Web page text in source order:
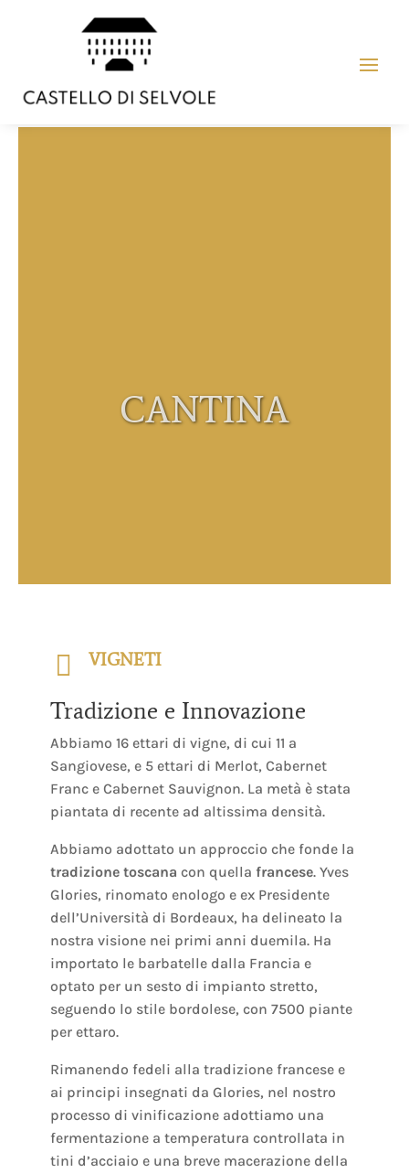
CANTINA
 VIGNETI
Tradizione e Innovazione
Abbiamo 16 ettari di vigne, di cui 11 a
Sangiovese, e 5 ettari di Merlot, Cabernet
Franc e Cabernet Sauvignon. La metà è stata
piantata di recente ad altissima densità.
Abbiamo adottato un approccio che fonde la
tradizione toscana con quella francese. Yves
Glories, rinomato enologo e ex Presidente
dell’Università di Bordeaux, ha delineato la
nostra visione nei primi anni duemila. Ha
importato le barbatelle dalla Francia e
optato per un sesto di impianto stretto,
seguendo lo stile bordolese, con 7500 piante
per ettaro.
Rimanendo fedeli alla tradizione francese e
ai principi insegnati da Glories, nel nostro
processo di vinificazione adottiamo una
fermentazione a temperatura controllata in
tini d’acciaio e una breve macerazione della